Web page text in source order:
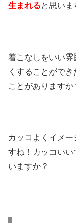
生まれると思いま
着こなしをいい雰
くすることがで
ことがありますか
カッコよくイメ
すね！カッコい
いますか？